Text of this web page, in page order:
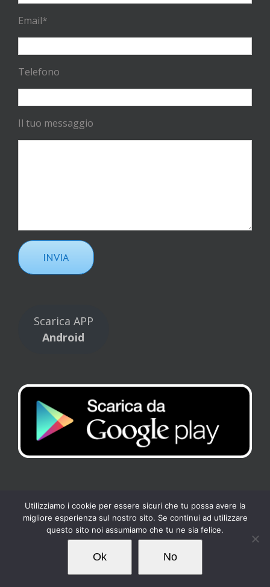
Email*
Telefono
Il tuo messaggio
Scarica APP
Android
Copyright 2017 Tennis Club Kipling | All Rights Reserved |Privacy
Cookies| Powered byLoto Servizi
FacebookInstagram
Utilizziamo i cookie per essere sicuri che tu possa avere la
migliore esperienza sul nostro sito. Se continui ad utilizzare
questo sito noi assumiamo che tu ne sia felice.
Ok No